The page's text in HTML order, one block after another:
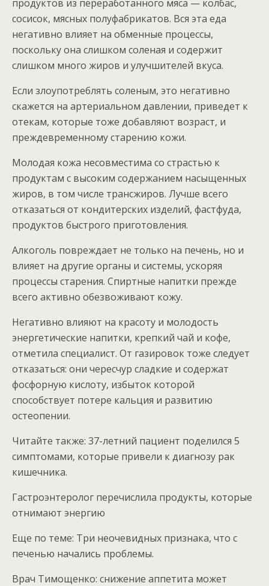
продуктов из переработанного мяса — колбас,
сосисок, мясных полуфабрикатов. Вся эта еда
негативно влияет на обменные процессы,
поскольку она слишком соленая и содержит
слишком много жиров и улучшителей вкуса.
Если злоупотреблять соленым, это негативно
скажется на артериальном давлении, приведет к
отекам, которые тоже добавляют возраст, и
преждевременному старению кожи.
Молодая кожа несовместима со страстью к
продуктам с высоким содержанием насыщенных
жиров, в том числе трансжиров. Лучше всего
отказаться от кондитерских изделий, фастфуда,
продуктов быстрого приготовления.
Алкоголь повреждает не только на печень, но и
влияет на другие органы и системы, ускоряя
процессы старения. Спиртные напитки прежде
всего активно обезвоживают кожу.
Негативно влияют на красоту и молодость
энергетические напитки, крепкий чай и кофе,
отметила специалист. От газировок тоже следует
отказаться: они чересчур сладкие и содержат
фосфорную кислоту, избыток которой
способствует потере кальция и развитию
остеопении.
Читайте также: 37-летний пациент поделился 5
симптомами, которые привели к диагнозу рак
кишечника.
Гастроэнтеролог перечислила продукты, которые
отнимают энергию
Еще по теме: Три неочевидных признака, что с
печенью начались проблемы.
Врач Тимощенко: снижение аппетита может